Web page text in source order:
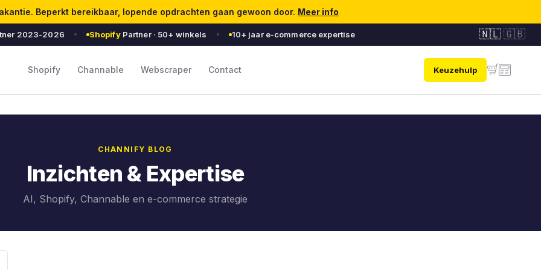
Beperkt bereikbaar, lopende opdrachten gaan gewoon door. Meer info
2023-2026 ShopifyPartner · 50+ winkels 10+ jaar e-commerce expertise 🇳🇱🇬🇧
Shopify Channable Webscraper Contact Keuzehulp
CHANNIFY BLOG
Inzichten & Expertise
AI, Shopify, Channable en e-commerce strategie